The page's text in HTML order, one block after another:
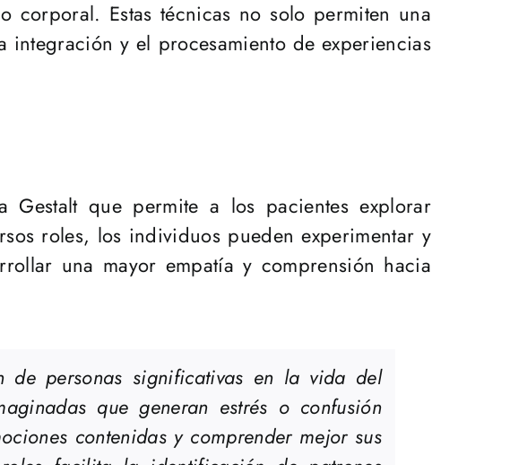
Estas técnicas no solo permiten una
y el procesamiento de experiencias
que permite a los pacientes explorar
roles, los individuos pueden experimentar y
una mayor empatía y comprensión hacia
de personas significativas en la vida del
que generan estrés o confusión
contenidas y comprender mejor sus